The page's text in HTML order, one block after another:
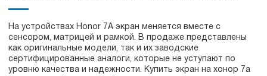
На устройствах Honor 7A экран меняется вместе с
сенсором, матрицей и рамкой. В продаже представлены
как оригинальные модели, так и их заводские
сертифицированные аналоги, которые не уступают по
уровню качества и надежности. Купить экран на хонор 7а